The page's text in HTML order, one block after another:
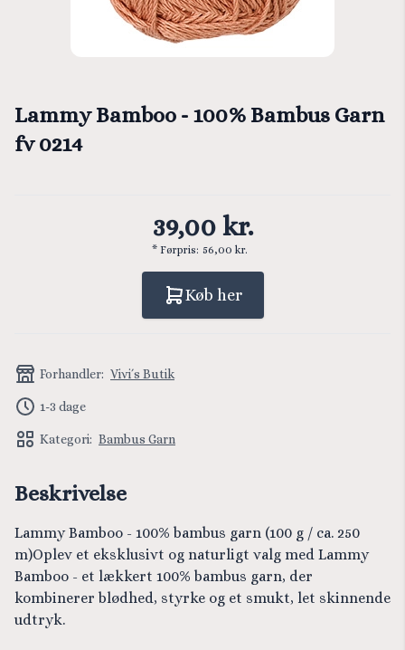
Lammy Bamboo - 100% Bambus Garn
fv 0214
39,00 kr.
* Førpris: 56,00 kr.
Køb her
Forhandler: Vivi´s Butik
1-3 dage
Kategori: Bambus Garn
Beskrivelse
Lammy Bamboo - 100% bambus garn (100 g / ca. 250
m)Oplev et eksklusivt og naturligt valg med Lammy
Bamboo - et lækkert 100% bambus garn, der
kombinerer blødhed, styrke og et smukt, let skinnende
udtryk.